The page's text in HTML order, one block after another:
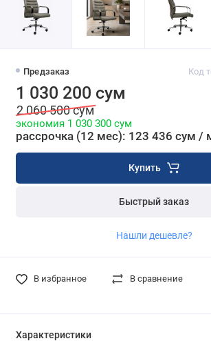
Предзаказ Код
1 030 200 сум
2 060 500 сум
экономия 1 030 300 сум
рассрочка (12 мес): 123 436 сум /
Купить
Быстрый заказ
Нашли дешевле?
В избранное В сравнение
Характеристики